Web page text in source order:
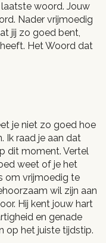
woord. Jouw
Nader vrijmoedig
jij zo goed bent,
Het Woord dat
je niet zo goed hoe
Ik raad je aan dat
dit moment. Vertel
weet of je het
om vrijmoedig te
wil zijn aan
Hij kent jouw hart
en genade
op het juiste tijdstip.